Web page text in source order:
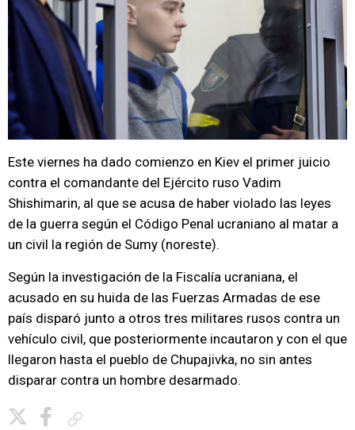
Este viernes ha dado comienzo en Kiev el primer juicio
contra el comandante del Ejército ruso Vadim
Shishimarin, al que se acusa de haber violado las leyes
de la guerra según el Código Penal ucraniano al matar a
un civil la región de Sumy (noreste).
Según la investigación de la Fiscalía ucraniana, el
acusado en su huida de las Fuerzas Armadas de ese
país disparó junto a otros tres militares rusos contra un
vehículo civil, que posteriormente incautaron y con el que
llegaron hasta el pueblo de Chupajivka, no sin antes
disparar contra un hombre desarmado.